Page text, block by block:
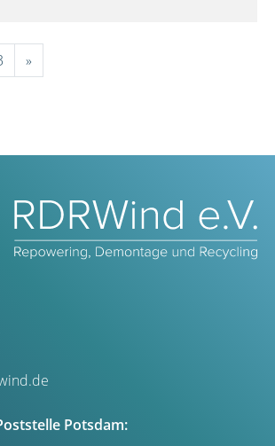
»
Potsdam: